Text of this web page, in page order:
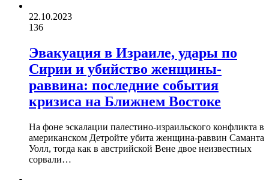
22.10.2023
136
Эвакуация в Израиле, удары по
Сирии и убийство женщины-
раввина: последние события
кризиса на Ближнем Востоке
На фоне эскалации палестино-израильского конфликта в
американском Детройте убита женщина-раввин Саманта
Уолл, тогда как в австрийской Вене двое неизвестных
сорвали…